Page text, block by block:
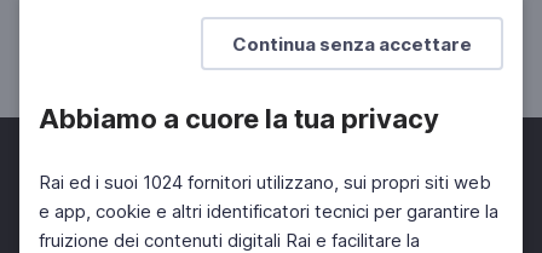
Continua senza accettare
Abbiamo a cuore la tua privacy
Rai ed i suoi 1024 fornitori utilizzano, sui propri siti web
e app, cookie e altri identificatori tecnici per garantire la
fruizione dei contenuti digitali Rai e facilitare la
28 dicembre 1943
SCUOLA SECONDARIA 2°
Facebook Twitter Instagram